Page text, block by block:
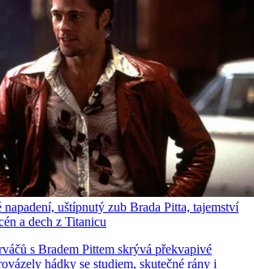
uštípnutý zub Brada Pitta, tajemství
a dech z Titanicu
s Bradem Pittem skrývá překvapivé
hádky se studiem, skutečné rány i